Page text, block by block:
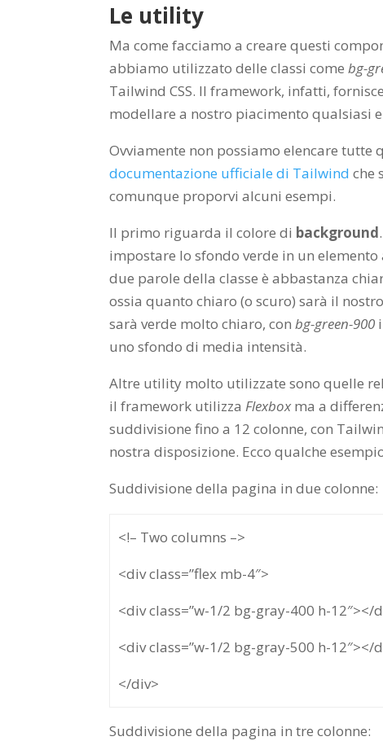
Le utility
Ma come facciamo a creare questi
abbiamo utilizzato delle classi comebg-
Tailwind CSS. Il framework, infatti,
modellare a nostro piacimento qualsiasi
Ovviamente non possiamo elencare tutte
documentazione ufficiale di Tailwind che
comunque proporvi alcuni esempi.
Il primo riguarda il colore di background
impostare lo sfondo verde in un
due parole della classe è abbastanza
ossia quanto chiaro (o scuro) sarà il
sarà verde molto chiaro, conbg-green-900
uno sfondo di media intensità.
Altre utility molto utilizzate sono quelle
il framework utilizzaFlexboxma a
suddivisione fino a 12 colonne, con
nostra disposizione. Ecco qualche
Suddivisione della pagina in due colonne:
<!– Two columns –>
<div class=”flex mb-4″>
<div class=”w-1/2 bg-gray-400 h-12″></
<div class=”w-1/2 bg-gray-500 h-12″></
</div>
Suddivisione della pagina in tre colonne: